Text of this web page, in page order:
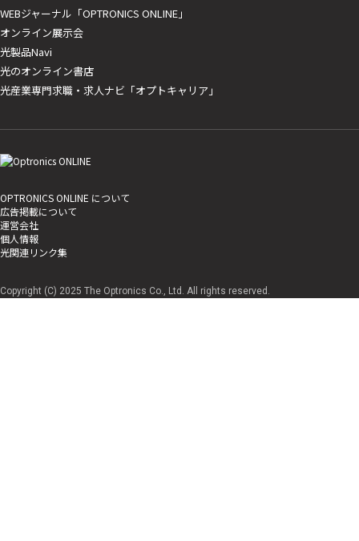
WEBジャーナル「OPTRONICS ONLINE」
オンライン展示会
光製品Navi
光のオンライン書店
光産業専門求職・求人ナビ「オプトキャリア」
OPTRONICS ONLINE について
広告掲載について
運営会社
個人情報
光関連リンク集
Copyright (C) 2025 The Optronics Co., Ltd. All rights reserved.